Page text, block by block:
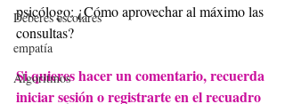
Deberes escolares
empatía
Algoritmos
psicólogo: ¿Cómo aprovechar al máximo las
consultas?
Si quieres hacer un comentario, recuerda
iniciar sesión o registrarte en el recuadro